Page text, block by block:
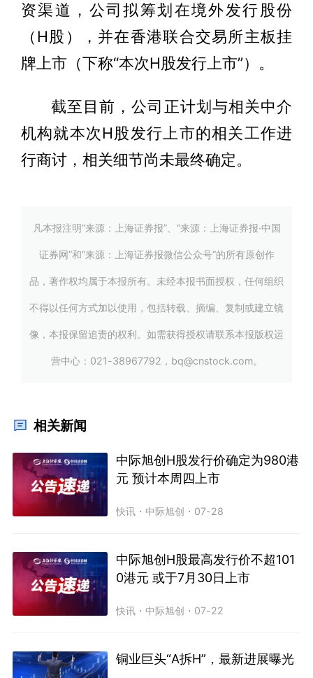
资渠道，公司拟筹划在境外发行股份
（H股），并在香港联合交易所主板挂
牌上市（下称“本次H股发行上市”）。
截至目前，公司正计划与相关中介
机构就本次H股发行上市的相关工作进
行商讨，相关细节尚未最终确定。
凡本报注明“来源：上海证券报”、“来源：上海证券报·中国
证券网”和“来源：上海证券报微信公众号”的所有原创作
品，著作权均属于本报所有。未经本报书面授权，任何组织
不得以任何方式加以使用，包括转载、摘编、复制或建立镜
像，本报保留追责的权利。如需获得授权请联系本报版权运
营中心：021-38967792，bq@cnstock.com。
相关新闻
中际旭创H股发行价确定为980港
元 预计本周四上市
快讯 ・ 中际旭创 ・ 07-28
中际旭创H股最高发行价不超101
0港元 或于7月30日上市
快讯 ・ 中际旭创 ・ 07-22
铜业巨头“A拆H”，最新进展曝光